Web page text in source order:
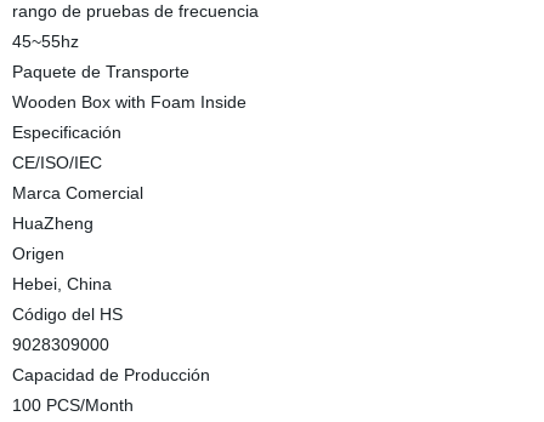
rango de pruebas de frecuencia
45~55hz
Paquete de Transporte
Wooden Box with Foam Inside
Especificación
CE/ISO/IEC
Marca Comercial
HuaZheng
Origen
Hebei, China
Código del HS
9028309000
Capacidad de Producción
100 PCS/Month